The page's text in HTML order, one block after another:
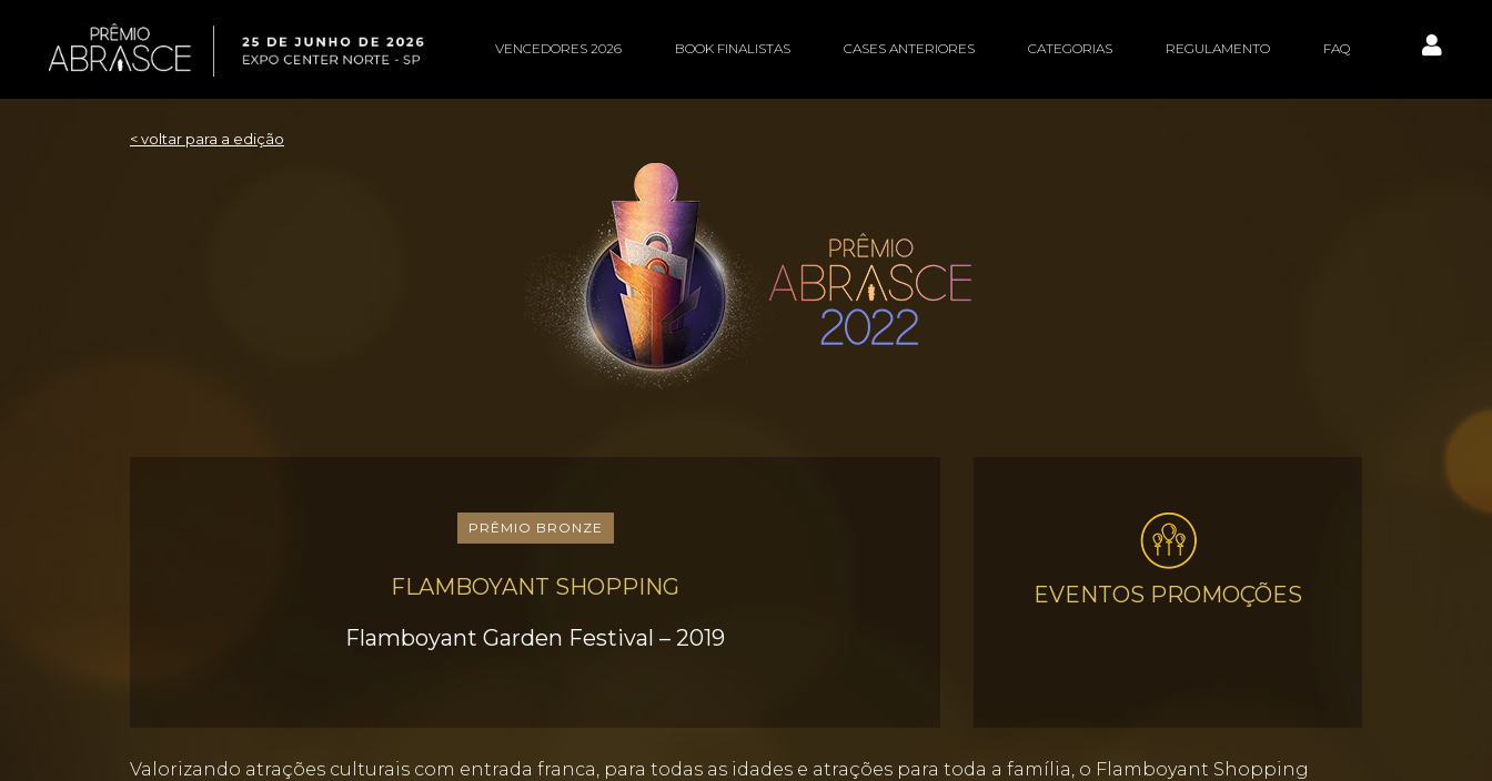
VENCEDORES 2026 BOOK FINALISTAS CASES ANTERIORES CATEGORIAS REGULAMENTO FAQ
< voltar para a edição
PRÊMIO BRONZE
FLAMBOYANT SHOPPING
Flamboyant Garden Festival – 2019
EVENTOS PROMOÇÕES
Valorizando atrações culturais com entrada franca, para todas as idades e atrações para toda a família, o Flamboyant Shopping